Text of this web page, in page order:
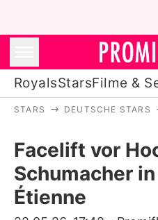
RoyalsStarsFilme &
Filme
STARS DEUTSCHE STARS
Facelift vor
Schumacher
Étienne